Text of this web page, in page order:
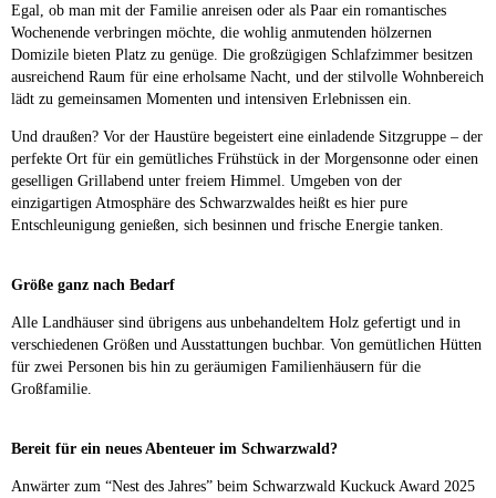
Egal, ob man mit der Familie anreisen oder als Paar ein romantisches
Wochenende verbringen möchte, die wohlig anmutenden hölzernen
Domizile bieten Platz zu genüge. Die großzügigen Schlafzimmer besitzen
ausreichend Raum für eine erholsame Nacht, und der stilvolle Wohnbereich
lädt zu gemeinsamen Momenten und intensiven Erlebnissen ein.
Und draußen? Vor der Haustüre begeistert eine einladende Sitzgruppe – der
perfekte Ort für ein gemütliches Frühstück in der Morgensonne oder einen
geselligen Grillabend unter freiem Himmel. Umgeben von der
einzigartigen Atmosphäre des Schwarzwaldes heißt es hier pure
Entschleunigung genießen, sich besinnen und frische Energie tanken.
Größe ganz nach Bedarf
Alle Landhäuser sind übrigens aus unbehandeltem Holz gefertigt und in
verschiedenen Größen und Ausstattungen buchbar. Von gemütlichen Hütten
für zwei Personen bis hin zu geräumigen Familienhäusern für die
Großfamilie.
Bereit für ein neues Abenteuer im Schwarzwald?
Anwärter zum “Nest des Jahres” beim Schwarzwald Kuckuck Award 2025